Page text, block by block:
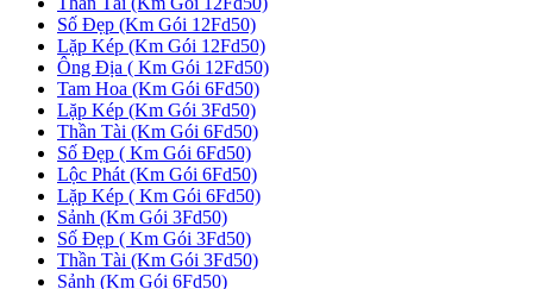
Số Đẹp (Km Gói 12Fd50)
Lặp Kép (Km Gói 12Fd50)
Ông Địa ( Km Gói 12Fd50)
Tam Hoa (Km Gói 6Fd50)
Lặp Kép (Km Gói 3Fd50)
Thần Tài (Km Gói 6Fd50)
Số Đẹp ( Km Gói 6Fd50)
Lộc Phát (Km Gói 6Fd50)
Lặp Kép ( Km Gói 6Fd50)
Sảnh (Km Gói 3Fd50)
Số Đẹp ( Km Gói 3Fd50)
Thần Tài (Km Gói 3Fd50)
Sảnh (Km Gói 6Fd50)